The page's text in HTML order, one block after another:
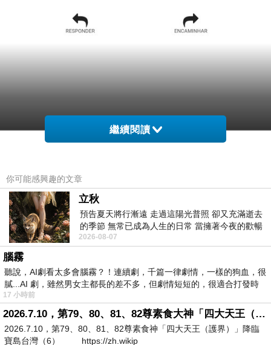
繼續閱讀
你可能感興趣的文章
立秋
預告夏天將行漸遠 走過這陽光普照 卻又充滿逝去
的季節 無常已成為人生的日常 當擁著今夜的歡暢
舒心 轉眼驟成昨日 而明晨 太陽
2026-08-07
腦霧
聽說，AI劇看太多會腦霧？！連續劇，千篇一律劇情，一樣的狗血，很
膩...AI 劇，雖然男女主都長的差不多，但劇情短短的，很適合打發時
17 小時前
2026.7.10，第79、80、81、82尊素食大神「四大天王（護界）」降臨寶島台灣（6）
2026.7.10，第79、80、81、82尊素食神「四大天王（護界）」降臨
寶島台灣（6） https://zh.wikip